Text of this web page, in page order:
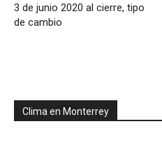
3 de junio 2020 al cierre, tipo
de cambio
Clima en Monterrey